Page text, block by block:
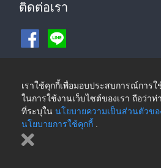
เราใช้คุกกี้เพื่อมอบประสบการณ์กา
ในการใช้งานเว็บไซต์ของเรา ถือว่า
ที่ระบุใน นโยบายความเป็นส่วนตัวข
นโยบายการใช้คุกกี้
ติดต่อเรา